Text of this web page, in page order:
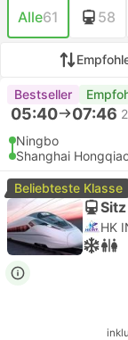
Alle61 58
Bestseller
05:40 07:46
Ningbo
Shanghai
Beliebteste Klasse
HK